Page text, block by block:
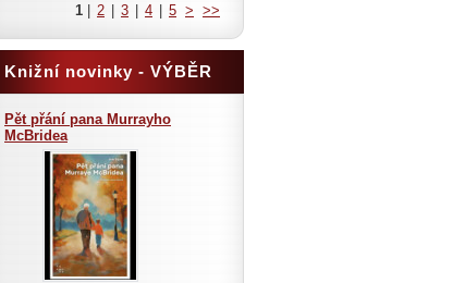
1 2 3 4 5 > >>
Knižní novinky - VÝBĚR
Pět přání pana Murrayho
McBridea